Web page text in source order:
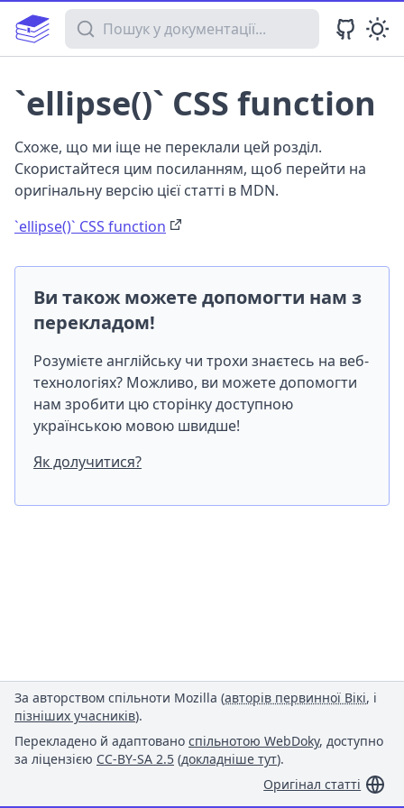
Пошук у документації
`ellipse()` CSS function
Схоже, що ми іще не переклали цей розділ.
Скористайтеся цим посиланням, щоб перейти на
оригінальну версію цієї статті в MDN.
`ellipse()` CSS function
Ви також можете допомогти нам з
перекладом!
Розумієте англійську чи трохи знаєтесь на веб-
технологіях? Можливо, ви можете допомогти
нам зробити цю сторінку доступною
українською мовою швидше!
Як долучитися?
За авторством спільноти Mozilla (авторів первинної Вікі, і
пізніших учасників).
Перекладено й адаптовано спільнотою WebDoky, доступно
за ліцензією CC-BY-SA 2.5 (докладніше тут).
Оригінал статті